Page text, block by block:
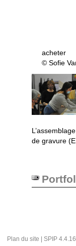
acheter
© Sofie
de gravure
Plan du site | SPIP 4.4.16